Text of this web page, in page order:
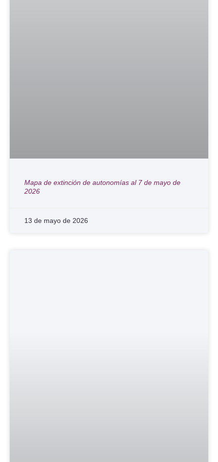
Mapa de extinción de autonomías al 7 de mayo de
2026
13 de mayo de 2026